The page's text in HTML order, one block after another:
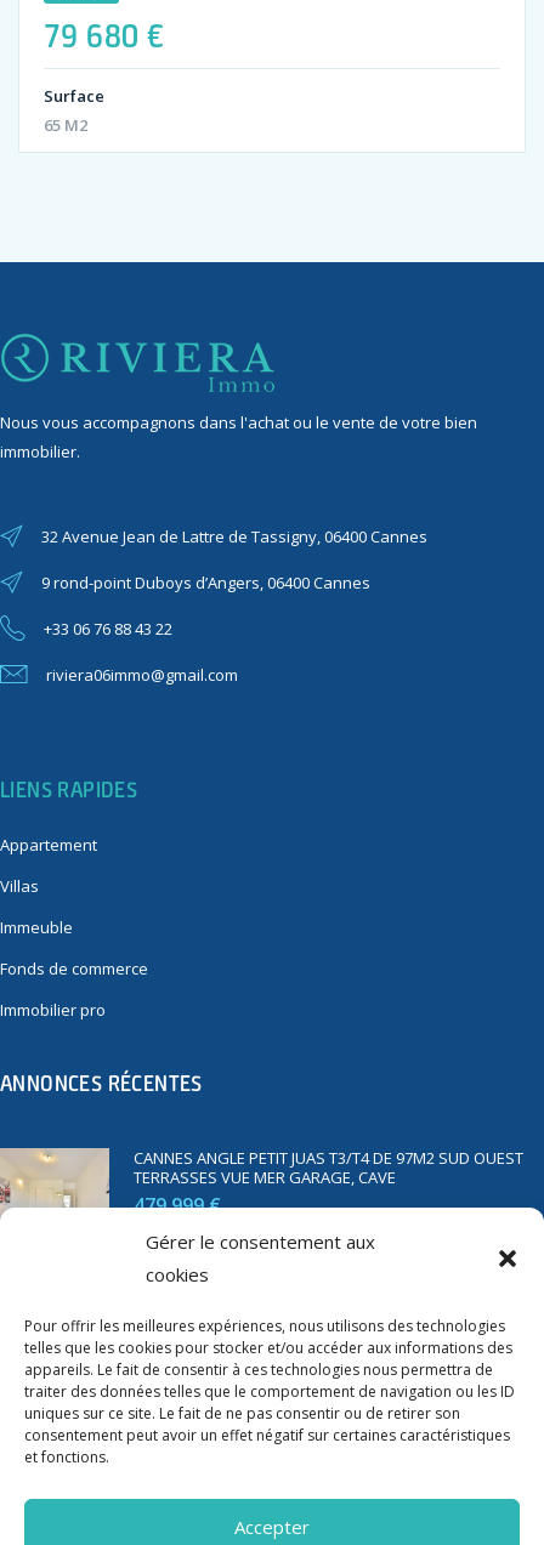
Gérer le consentement aux
cookies
Pour offrir les meilleures expériences, nous utilisons des technologies
telles que les cookies pour stocker et/ou accéder aux informations des
appareils. Le fait de consentir à ces technologies nous permettra de
traiter des données telles que le comportement de navigation ou les ID
uniques sur ce site. Le fait de ne pas consentir ou de retirer son
consentement peut avoir un effet négatif sur certaines caractéristiques
et fonctions.
Accepter
79 680 €
Surface
65 M2
Nous vous accompagnons dans l'achat ou le vente de votre bien
immobilier.
32 Avenue Jean de Lattre de Tassigny, 06400 Cannes
9 rond-point Duboys d’Angers, 06400 Cannes
+33 06 76 88 43 22
riviera06immo@gmail.com
LIENS RAPIDES
Appartement
Villas
Immeuble
Fonds de commerce
Immobilier pro
ANNONCES RÉCENTES
CANNES ANGLE PETIT JUAS T3/T4 DE 97M2 SUD OUEST
TERRASSES VUE MER GARAGE, CAVE
479 999 €
TERRASSE PARKING
350 000 €